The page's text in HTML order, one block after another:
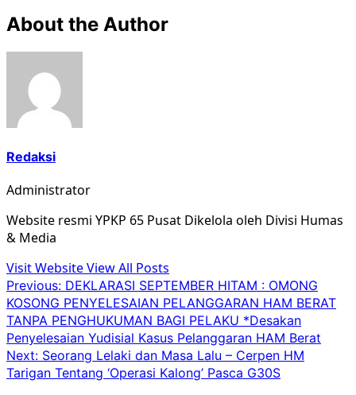
About the Author
Redaksi
Administrator
Website resmi YPKP 65 Pusat Dikelola oleh Divisi Humas
& Media
Visit WebsiteView All Posts
Post
navigation
Previous: DEKLARASI SEPTEMBER HITAM : OMONG
KOSONG PENYELESAIAN PELANGGARAN HAM BERAT
TANPA PENGHUKUMAN BAGI PELAKU *Desakan
Penyelesaian Yudisial Kasus Pelanggaran HAM Berat
Next: Seorang Lelaki dan Masa Lalu – Cerpen HM
Tarigan Tentang ‘Operasi Kalong’ Pasca G30S